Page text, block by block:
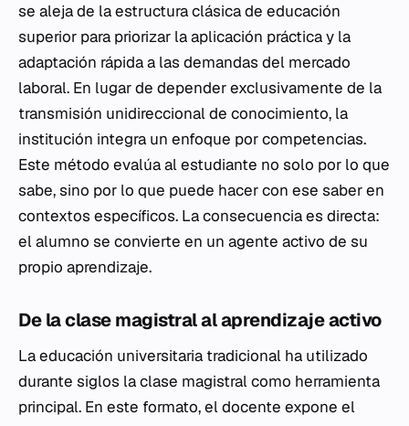
se aleja de la estructura clásica de educación
superior para priorizar la aplicación práctica y la
adaptación rápida a las demandas del mercado
laboral. En lugar de depender exclusivamente de la
transmisión unidireccional de conocimiento, la
institución integra un enfoque por competencias.
Este método evalúa al estudiante no solo por lo que
sabe, sino por lo que puede hacer con ese saber en
contextos específicos. La consecuencia es directa:
el alumno se convierte en un agente activo de su
propio aprendizaje.
De la clase magistral al aprendizaje activo
La educación universitaria tradicional ha utilizado
durante siglos la clase magistral como herramienta
principal. En este formato, el docente expone el